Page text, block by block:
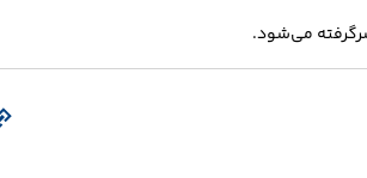
می‌شود.